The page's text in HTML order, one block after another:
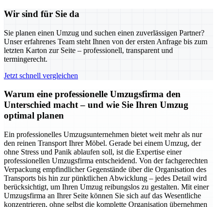
Wir sind für Sie da
Sie planen einen Umzug und suchen einen zuverlässigen Partner?
Unser erfahrenes Team steht Ihnen von der ersten Anfrage bis zum
letzten Karton zur Seite – professionell, transparent und
termingerecht.
Jetzt schnell vergleichen
Warum eine professionelle Umzugsfirma den
Unterschied macht – und wie Sie Ihren Umzug
optimal planen
Ein professionelles Umzugsunternehmen bietet weit mehr als nur
den reinen Transport Ihrer Möbel. Gerade bei einem Umzug, der
ohne Stress und Panik ablaufen soll, ist die Expertise einer
professionellen Umzugsfirma entscheidend. Von der fachgerechten
Verpackung empfindlicher Gegenstände über die Organisation des
Transports bis hin zur pünktlichen Abwicklung – jedes Detail wird
berücksichtigt, um Ihren Umzug reibungslos zu gestalten. Mit einer
Umzugsfirma an Ihrer Seite können Sie sich auf das Wesentliche
konzentrieren, ohne selbst die komplette Organisation übernehmen